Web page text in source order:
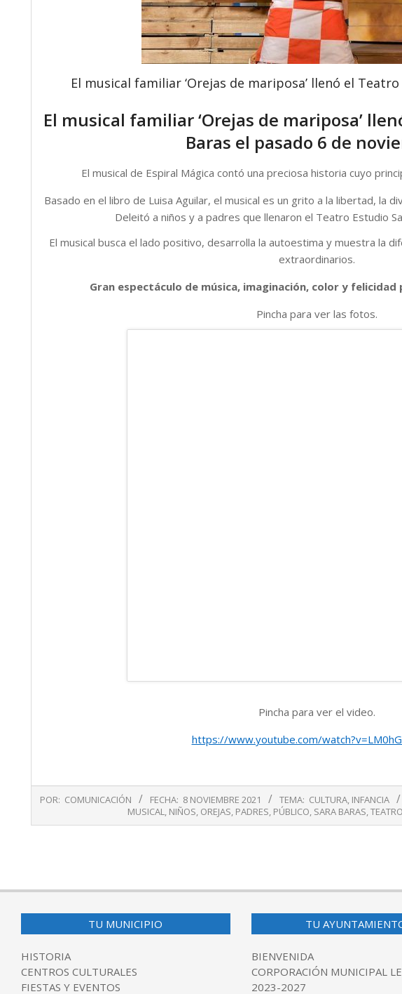
El musical familiar ‘Orejas de mariposa’ llenó el
El musical familiar ‘Orejas de mariposa’
Baras el pasado 6 de
El musical de Espiral Mágica contó una preciosa historia cuyo
Basado en el libro de Luisa Aguilar, el musical es un grito a la libertad, la
Deleitó a niños y a padres que llenaron el Teatro Estudio
El musical busca el lado positivo, desarrolla la autoestima y muestra la
extraordinarios.
Gran espectáculo de música, imaginación, color y
Pincha para ver las fotos.
Pincha para ver el video.
https://www.youtube.com/
11-
08
POR: COMUNICACIÓN FECHA: 8 NOVIEMBRE 2021 TEMA: CULTURA, INFANCIA
MUSICAL, NIÑOS, OREJAS, PADRES, PÚBLICO, SARA BARAS,
TU MUNICIPIO
HISTORIA
CENTROS CULTURALES
FIESTAS Y EVENTOS
TU
BIENVENIDA
CORPORACIÓN MUNICIPAL
2023-2027